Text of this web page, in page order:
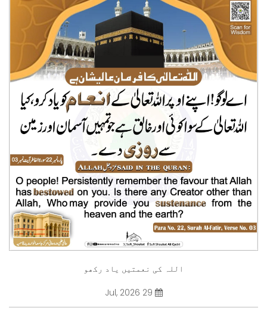
اللہ کی نعمتیں یاد رکھو